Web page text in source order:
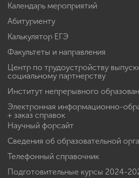
Календарь мероприятий
Абитуриенту
Калькулятор ЕГЭ
Факультеты и направления
Центр по трудоустройству
социальному партнерству
Институт непрерывного
Электронная информационно-
+ заказ справок
Научный форсайт
Сведения об образовательной
Телефонный справочник
Подготовительные курсы 2024-